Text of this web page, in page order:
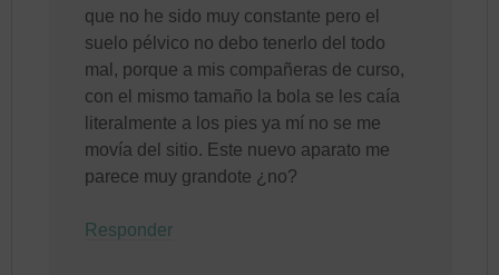
que no he sido muy constante pero el
suelo pélvico no debo tenerlo del todo
mal, porque a mis compañeras de curso,
con el mismo tamaño la bola se les caía
literalmente a los pies ya mí no se me
movía del sitio. Este nuevo aparato me
parece muy grandote ¿no?
Responder